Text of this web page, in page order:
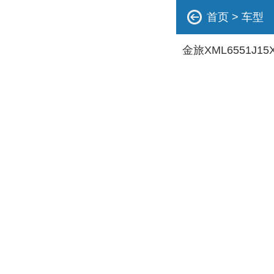
首页 > 车型
金旅